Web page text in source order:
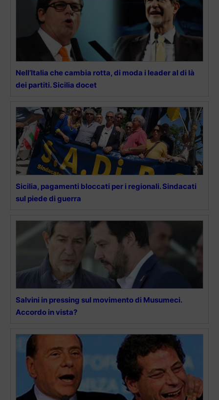
Nell’Italia che cambia rotta, di moda i leader al di là
dei partiti. Sicilia docet
Sicilia, pagamenti bloccati per i regionali. Sindacati
sul piede di guerra
Salvini in pressing sul movimento di Musumeci.
Accordo in vista?